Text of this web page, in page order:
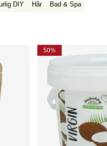
DIY Hår Bad & Spa
50%